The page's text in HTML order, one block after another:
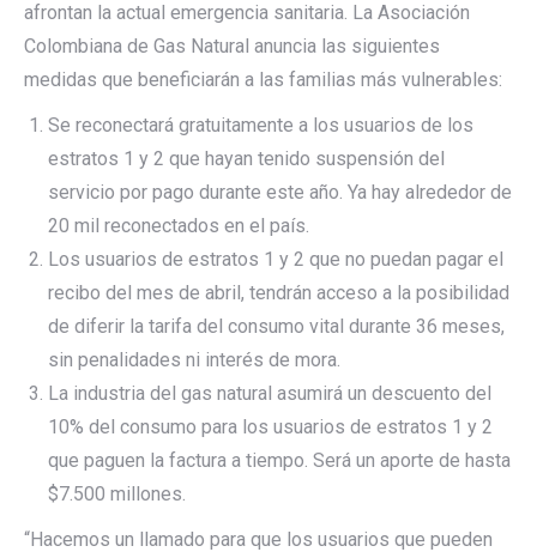
afrontan la actual emergencia sanitaria. La Asociación
Colombiana de Gas Natural anuncia las siguientes
medidas que beneficiarán a las familias más vulnerables:
Se reconectará gratuitamente a los usuarios de los
estratos 1 y 2 que hayan tenido suspensión del
servicio por pago durante este año. Ya hay alrededor de
20 mil reconectados en el país.
Los usuarios de estratos 1 y 2 que no puedan pagar el
recibo del mes de abril, tendrán acceso a la posibilidad
de diferir la tarifa del consumo vital durante 36 meses,
sin penalidades ni interés de mora.
La industria del gas natural asumirá un descuento del
10% del consumo para los usuarios de estratos 1 y 2
que paguen la factura a tiempo. Será un aporte de hasta
$7.500 millones.
“Hacemos un llamado para que los usuarios que pueden